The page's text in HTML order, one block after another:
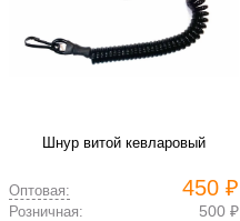
Шнур витой кевларовый
Оптовая: 450 ₽
Розничная: 500 ₽